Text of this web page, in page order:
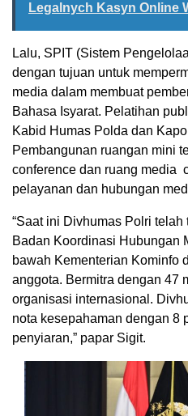
Legalnych Kasyn Online
Lalu, SPIT (Sistem
dengan tujuan untuk
media dalam membuat
Bahasa Isyarat. Pelatihan
Kabid Humas Polda dan
Pembangunan ruangan mini
conference dan ruang media
pelayanan dan hubungan
“Saat ini Divhumas Polri
Badan Koordinasi Hubungan
bawah Kementerian Kominfo
anggota. Bermitra dengan 47
organisasi internasional.
nota kesepahaman dengan 8
penyiaran,” papar Sigit.